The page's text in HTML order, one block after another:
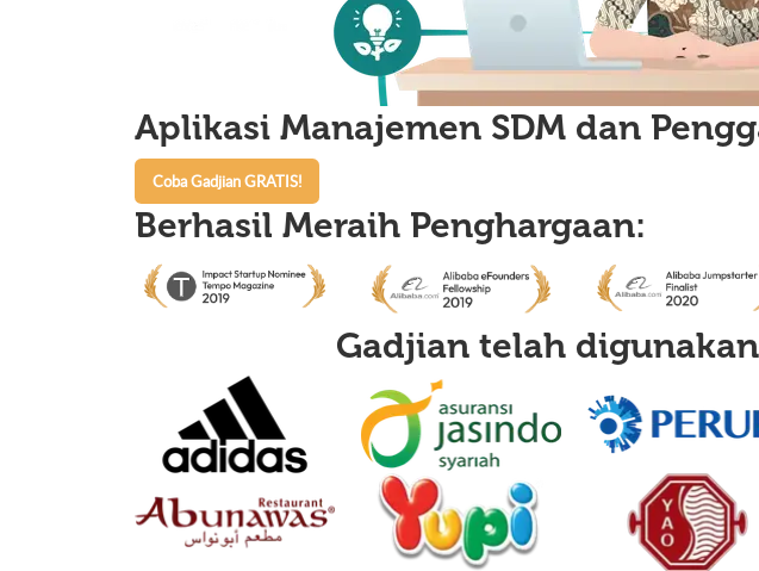
Aplikasi Manajemen SDM dan
Coba Gadjian GRATIS!
Berhasil Meraih Penghargaan:
Gadjian telah